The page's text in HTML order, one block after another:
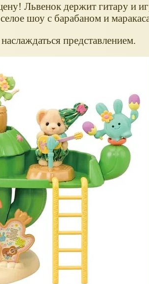
Львенок держит гитару и
шоу с барабаном и
представлением.